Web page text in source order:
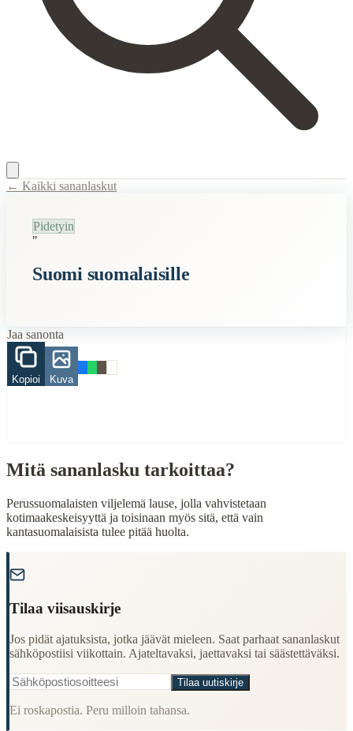
Title:Suomi suomalaisille
Related Topics
suomi
Understanding Finnish cultural wisdom
Finding quotes for speeches or writing
Cultural Context
Period: Traditional folk wisdom
← Kaikki sananlaskut
Pidetyin
"
Suomi suomalaisille
Jaa sanonta
Kopioi Kuva
Mitä sananlasku tarkoittaa?
Perussuomalaisten viljelemä lause, jolla vahvistetaan
kotimaakeskeisyyttä ja toisinaan myös sitä, että vain
kantasuomalaisista tulee pitää huolta.
Tilaa viisauskirje
Jos pidät ajatuksista, jotka jäävät mieleen. Saat parhaat sananlaskut
sähköpostiisi viikottain. Ajateltavaksi, jaettavaksi tai säästettäväksi.
Tilaa uutiskirje
Ei roskapostia. Peru milloin tahansa.